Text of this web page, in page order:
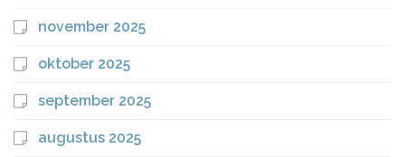
november 2025
oktober 2025
september 2025
augustus 2025